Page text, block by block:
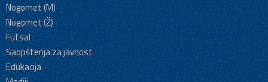
Nogomet (M)
Nogomet (Ž)
Futsal
Saopštenja za javnost
Edukacija